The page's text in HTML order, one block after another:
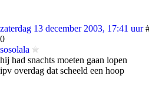
zaterdag 13 december 2003, 17:41 uur
0
sosolala
hij had snachts moeten gaan lopen
ipv overdag dat scheeld een hoop